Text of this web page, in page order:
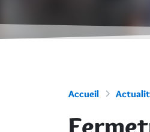
Accueil